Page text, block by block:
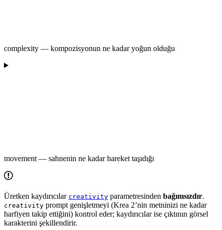
complexity — kompozisyonun ne kadar yoğun olduğu
movement — sahnenin ne kadar hareket taşıdığı
Üretken kaydırıcılar creativity parametresinden bağımsızdır.
creativity prompt genişletmeyi (Krea 2’nin metninizi ne kadar
harfiyen takip ettiğini) kontrol eder; kaydırıcılar ise çıktının görsel
karakterini şekillendirir.